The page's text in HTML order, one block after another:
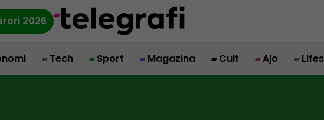
2026
Tech Sport Magazina Cult Ajo